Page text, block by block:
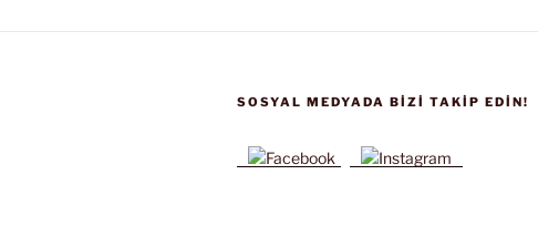
SOSYAL MEDYADA BIZI TAKIP EDIN!